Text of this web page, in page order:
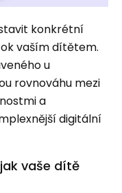
konkrétní
vaším dítětem.
u
rovnováhu mezi
a
digitální
vaše dítě